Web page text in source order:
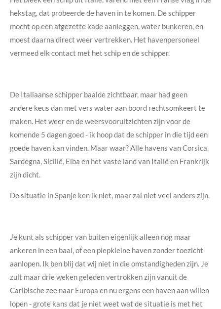
hekstag, dat probeerde de haven in te komen. De schipper
mocht op een afgezette kade aanleggen, water bunkeren, en
moest daarna direct weer vertrekken. Het havenpersoneel
vermeed elk contact met het schip en de schipper.
De Italiaanse schipper baalde zichtbaar, maar had geen
andere keus dan met vers water aan boord rechtsomkeert te
maken. Het weer en de weersvooruitzichten zijn voor de
komende 5 dagen goed - ik hoop dat de schipper in die tijd een
goede haven kan vinden. Maar waar? Alle havens van Corsica,
Sardegna, Sicilië, Elba en het vaste land van Italië en Frankrijk
zijn dicht.
De situatie in Spanje ken ik niet, maar zal niet veel anders zijn.
Je kunt als schipper van buiten eigenlijk alleen nog maar
ankeren in een baai, of een piepkleine haven zonder toezicht
aanlopen. Ik ben blij dat wij niet in die omstandigheden zijn. Je
zult maar drie weken geleden vertrokken zijn vanuit de
Caribische zee naar Europa en nu ergens een haven aan willen
lopen - grote kans dat je niet weet wat de situatie is met het